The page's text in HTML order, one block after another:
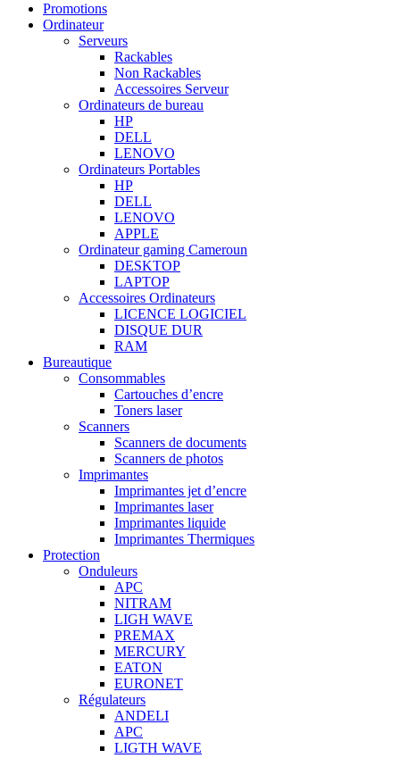
Promotions
Ordinateur
Serveurs
Rackables
Non Rackables
Accessoires Serveur
Ordinateurs de bureau
HP
DELL
LENOVO
Ordinateurs Portables
HP
DELL
LENOVO
APPLE
Ordinateur gaming Cameroun
DESKTOP
LAPTOP
Accessoires Ordinateurs
LICENCE LOGICIEL
DISQUE DUR
RAM
Bureautique
Consommables
Cartouches d’encre
Toners laser
Scanners
Scanners de documents
Scanners de photos
Imprimantes
Imprimantes jet d’encre
Imprimantes laser
Imprimantes liquide
Imprimantes Thermiques
Protection
Onduleurs
APC
NITRAM
LIGH WAVE
PREMAX
MERCURY
EATON
EURONET
Régulateurs
ANDELI
APC
LIGTH WAVE